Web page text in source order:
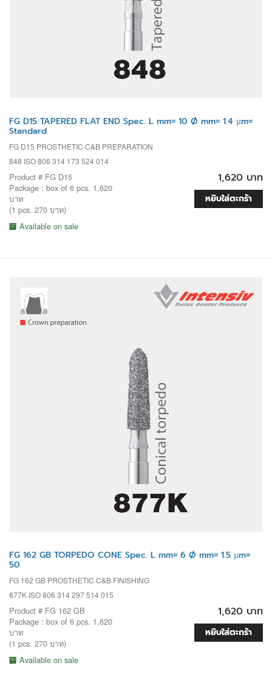
FG D15 TAPERED FLAT END Spec. L mm= 10 Ø mm= 1.4 µm=
Standard
FG D15 PROSTHETIC C&B PREPARATION
848 ISO 806 314 173 524 014
Product # FG D15
Package : box of 6 pcs. 1,620
บาท
(1 pcs. 270 บาท)
Available on sale
1,620 บาท
หยิบใส่ตะกร้า
FG 162 GB TORPEDO CONE Spec. L mm= 6 Ø mm= 1.5 µm=
50
FG 162 GB PROSTHETIC C&B FINISHING
877K ISO 806 314 297 514 015
Product # FG 162 GB
Package : box of 6 pcs. 1,620
บาท
(1 pcs. 270 บาท)
Available on sale
1,620 บาท
หยิบใส่ตะกร้า